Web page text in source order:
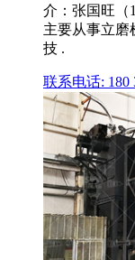
介：张国旺（
主要从事立磨
技 .
联系电话: 180